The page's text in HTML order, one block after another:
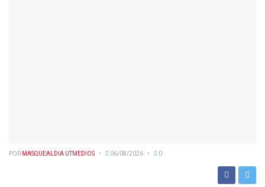
POR MASQUEALDIA UTMEDIOS 06/08/2026 0